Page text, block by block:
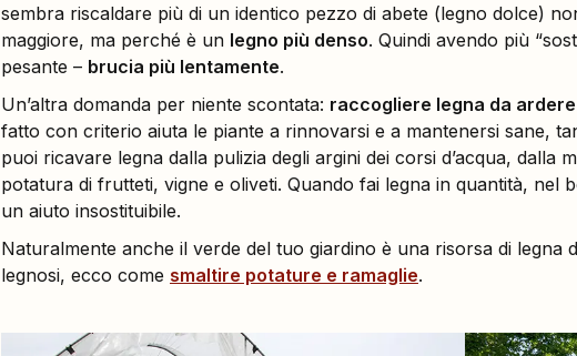
sembra riscaldare più di un identico pezzo di abete (legno dolce)
maggiore, ma perché è un legno più denso. Quindi avendo più
pesante – brucia più lentamente.
Un’altra domanda per niente scontata: raccogliere legna da ardere
fatto con criterio aiuta le piante a rinnovarsi e a mantenersi sane,
puoi ricavare legna dalla pulizia degli argini dei corsi d’acqua, dalla
potatura di frutteti, vigne e oliveti. Quando fai legna in quantità, nel
un aiuto insostituibile.
Naturalmente anche il verde del tuo giardino è una risorsa di legna
legnosi, ecco come smaltire potature e ramaglie.